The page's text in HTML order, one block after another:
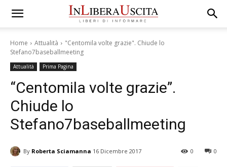
Home Attualità
"Centomila volte grazie". Chiude lo
Stefano7baseballmeeting
Attualità Prima Pagina
“Centomila volte grazie”.
Chiude lo
Stefano7baseballmeeting
By Roberta Sciamanna 16 Dicembre 2017 0
0